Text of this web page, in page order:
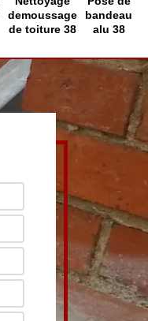
demoussage
de toiture 38
bandeau
alu 38